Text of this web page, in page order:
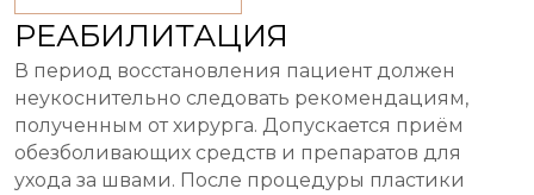
место, те врачи , которых можно смело
рекомендовать своим близким.
РЕАБИЛИТАЦИЯ
В период восстановления пациент должен
неукоснительно следовать рекомендациям,
полученным от хирурга. Допускается приём
обезболивающих средств и препаратов для
ухода за швами. После процедуры пластики